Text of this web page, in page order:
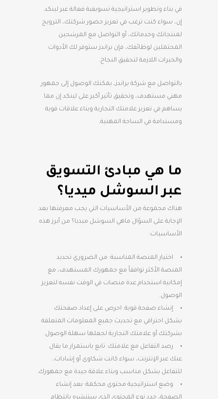
في بناء وتطوير استراتيجية تسويقية فعالة عبر لينكد
إن، سواء كنت ترغب في تعزيز حضور شركتك، الترويج
لمنتجاتك وخدماتك، أو التواصل مع المرشحين
المحتملين لوظائفك، فإن براندز ستوفر لك الأدوات
والخبرات اللازمة لتحقيق النجاح.
بالتواصل مع شركة براندز، يمكنك الوصول إلى جمهور
مهني مستهدف، وتحقيق تأثير أكبر على لينكد إن مما
يساهم في تعزيز علامتك التجارية وبناء علاقات قوية
ومستدامة في الساحة المهنية.
ما هي مبادئ التسويق
عبر السوشل ميديا؟
هناك مجموعة من الأساسيات التي يجب معرفتها بعد
الإجابة على السؤال ماهي السوشل ميديا؟ من أبرز هذه
الأساسيات:
اختيار المنصة المناسبة: من الضروري تحديد
المنصة الأكثر توافقاً مع جمهورك المستهدف، مع
إمكانية استخدام عدة منصات في الوقت نفسه لتعزيز
الوصول.
إنشاء صفحة قوية: احرص على إعداد صفحتك
بشكل احترافي مع تحديث جميع المعلومات المتعلقة
بشركتك أو علامتك التجارية لجعلها سهلة الوصول.
رصد التفاعل مع علامتك: تابع باستمرار ما يقال
عنك عبر الإنترنت، سواء كانت شكاوى أو إشادات،
للتفاعل بشكل مناسب وبناء علاقة جيدة مع جمهورك.
وضع استراتيجية محتوى محكمة: بعد إنشاء
الصفحة، حدد نوع المحتوى الذي ستنشره بانتظام